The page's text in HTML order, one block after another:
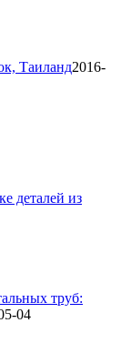
Таиланд2016-
деталей из
труб:
04